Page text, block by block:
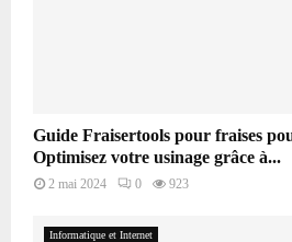
Guide Fraisertools pour fraises
Optimisez votre usinage grâce à...
2 mai 2024 0 923
Informatique et Internet